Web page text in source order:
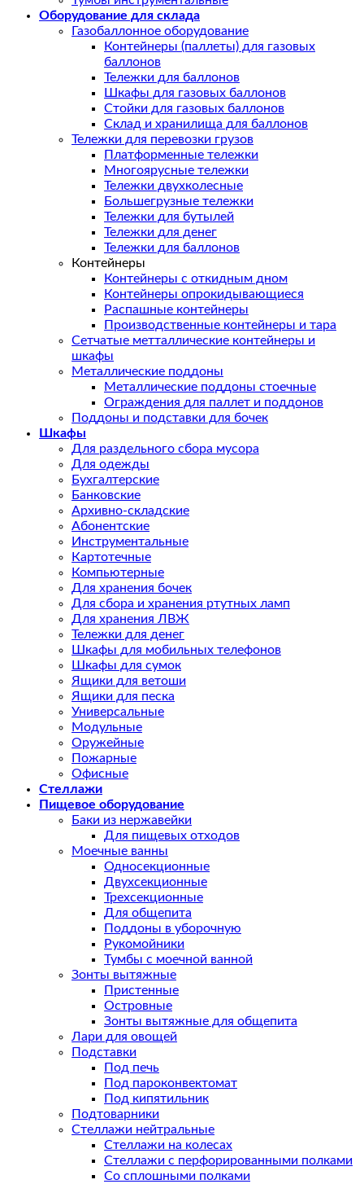
Оборудование для склада
Газобаллонное оборудование
Контейнеры (паллеты) для газовых
баллонов
Тележки для баллонов
Шкафы для газовых баллонов
Стойки для газовых баллонов
Склад и хранилища для баллонов
Тележки для перевозки грузов
Платформенные тележки
Многоярусные тележки
Тележки двухколесные
Большегрузные тележки
Тележки для бутылей
Тележки для денег
Тележки для баллонов
Контейнеры
Контейнеры с откидным дном
Контейнеры опрокидывающиеся
Распашные контейнеры
Производственные контейнеры и тара
Сетчатые метталлические контейнеры и
шкафы
Металлические поддоны
Металлические поддоны стоечные
Ограждения для паллет и поддонов
Поддоны и подставки для бочек
Шкафы
Для раздельного сбора мусора
Для одежды
Бухгалтерские
Банковские
Архивно-складские
Абонентские
Инструментальные
Картотечные
Компьютерные
Для хранения бочек
Для сбора и хранения ртутных ламп
Для хранения ЛВЖ
Тележки для денег
Шкафы для мобильных телефонов
Шкафы для сумок
Ящики для ветоши
Ящики для песка
Универсальные
Модульные
Оружейные
Пожарные
Офисные
Стеллажи
Пищевое оборудование
Баки из нержавейки
Для пищевых отходов
Моечные ванны
Односекционные
Двухсекционные
Трехсекционные
Для общепита
Поддоны в уборочную
Рукомойники
Тумбы с моечной ванной
Зонты вытяжные
Пристенные
Островные
Зонты вытяжные для общепита
Лари для овощей
Подставки
Под печь
Под пароконвектомат
Под кипятильник
Подтоварники
Стеллажи нейтральные
Стеллажи на колесах
Стеллажи с перфорированными полками
Со сплошными полками